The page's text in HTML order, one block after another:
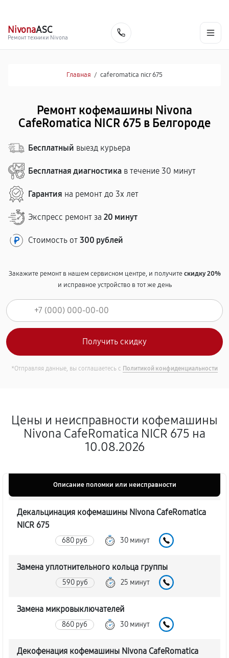
NivonaASC
Ремонт техники Nivona
Главная / caferomatica nicr 675
Ремонт кофемашины Nivona
CafeRomatica NICR 675 в Белгороде
Бесплатный выезд курьера
Бесплатная диагностика в течение 30 минут
Гарантия на ремонт до 3х лет
Экспресс ремонт за 20 минут
Стоимость от 300 рублей
Закажите ремонт в нашем сервисном центре, и получитескидку 20%
и исправное устройство в тот же день
*Отправляя данные, вы соглашаетесь с Политикой конфиденциальности
Цены и неисправности кофемашины
Nivona CafeRomatica NICR 675 на
10.08.2026
Описание поломки или неисправности
Декальцинация кофемашины Nivona CafeRomatica
NICR 675
680 руб 30 минут
Замена уплотнительного кольца группы
590 руб 25 минут
Замена микровыключателей
860 руб 30 минут
Декофенация кофемашины Nivona CafeRomatica